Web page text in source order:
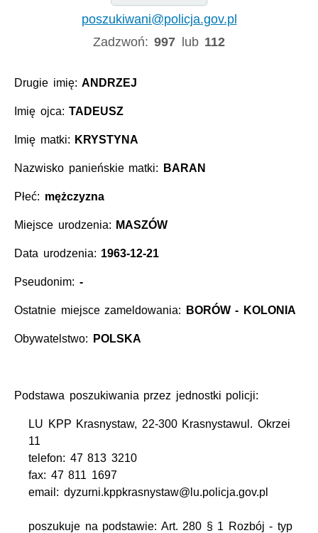
poszukiwani@policja.gov.pl
Zadzwoń:997 lub 112
Drugie imię:ANDRZEJ
Imię ojca:TADEUSZ
Imię matki: KRYSTYNA
Nazwisko panieńskie matki: BARAN
Płeć: mężczyzna
Miejsce urodzenia: MASZÓW
Data urodzenia: 1963-12-21
Pseudonim: -
Ostatnie miejsce zameldowania: BORÓW - KOLONIA
Obywatelstwo: POLSKA
Podstawa poszukiwania przez jednostki policji:
LU KPP Krasnystaw, 22-300 Krasnystawul. Okrzei
11
telefon: 47 813 3210
fax: 47 811 1697
email: dyzurni.kppkrasnystaw@lu.policja.gov.pl
poszukuje na podstawie: Art. 280 § 1 Rozbój - typ